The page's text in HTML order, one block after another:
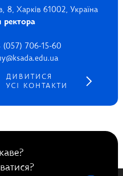
8, Харків 61002, Україна
ректора
(057) 706-15-60
ДИВИТИСЯ
УСІ КОНТАКТИ